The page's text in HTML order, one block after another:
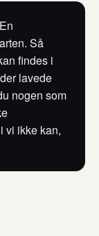
En
Så
findes i
lavede
nogen som
vi ikke kan,